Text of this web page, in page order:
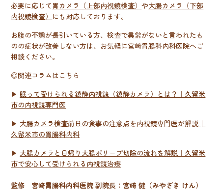
必要に応じて 胃カメラ（上部内視鏡検査）や大腸カメラ（下部
内視鏡検査） にも対応しております。
お腹の不調が長引いている方、検査で異常がないと言われたも
のの症状が改善しない方は、お気軽に宮﨑胃腸科内科医院へご
相談ください。
◎関連コラムはこちら
▶ 眠って受けられる鎮静内視鏡（鎮静カメラ）とは？｜久留米
市の内視鏡専門医
▶ 大腸カメラ検査前日の食事の注意点を内視鏡専門医が解説｜
久留米市の胃腸科内科
▶ 大腸カメラと日帰り大腸ポリープ切除の流れを解説｜久留米
市で安心して受けられる内視鏡治療
監修 宮﨑胃腸科内科医院 副院長：宮﨑 健（みやざき けん）